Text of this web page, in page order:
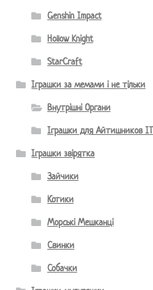
Genshin Impact
Hollow Knight
StarCraft
Іграшки за мемами і не тільки
Внутрішні Органи
Іграшки для Айтишников IT
Іграшки звірятка
Зайчики
Котики
Морські Мешканці
Свинки
Собачки